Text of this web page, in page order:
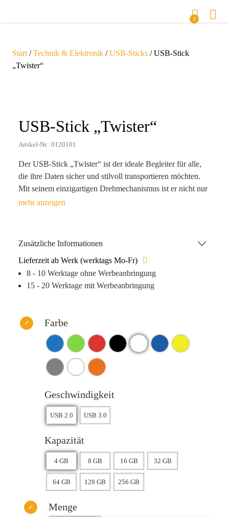
0
Start /Technik & Elektronik /USB-Sticks / USB-Stick
„Twister“
USB-Stick „Twister“
Artikel-Nr.: 0120101
Der USB-Stick „Twister“ ist der ideale Begleiter für alle,
die ihre Daten sicher und stilvoll transportieren möchten.
Mit seinem einzigartigen Drehmechanismus ist er nicht nur
praktisch, sondern auch ein echter Blickfang. Dank seiner
Zusätzliche Informationen
Lieferzeit ab Werk (werktags Mo-Fr)
8 - 10 Werktage ohne Werbeanbringung
15 - 20 Werktage mit Werbeanbringung
Farbe
Geschwindigkeit
Kapazität
Menge